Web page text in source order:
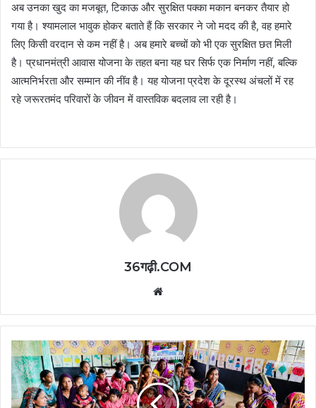
अब उनका खुद का मजबूत, टिकाऊ और सुरक्षित पक्का मकान बनकर तैयार हो
गया है। श्यामलाल भावुक होकर बताते हैं कि सरकार ने जो मदद की है, वह हमारे
लिए किसी वरदान से कम नहीं है। अब हमारे बच्चों को भी एक सुरक्षित छत मिली
है। प्रधानमंत्री आवास योजना के तहत बना यह घर सिर्फ एक निर्माण नहीं, बल्कि
आत्मनिर्भरता और सम्मान की नींव है। यह योजना प्रदेश के दूरस्थ अंचलों में रह
रहे जरूरतमंद परिवारों के जीवन में वास्तविक बदलाव ला रही है।
36गढ़ी.COM